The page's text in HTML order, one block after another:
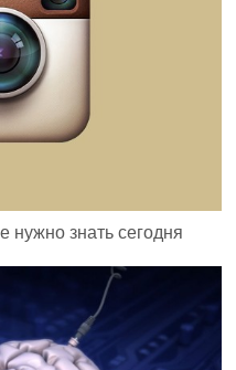
нужно знать сегодня